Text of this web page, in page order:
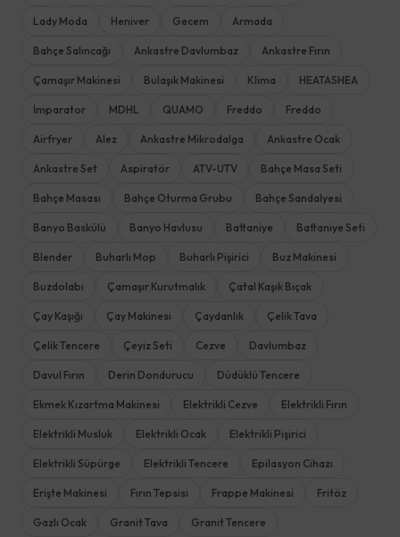
Lady Moda Heniver Gecem Armada
Bahçe Salıncağı Ankastre Davlumbaz Ankastre Fırın
Çamaşır Makinesi Bulaşık Makinesi Klima HEATASHEA
İmparator MDHL QUAMO Freddo Freddo
Airfryer Alez Ankastre Mikrodalga Ankastre Ocak
Ankastre Set Aspiratör ATV-UTV Bahçe Masa Seti
Bahçe Masası Bahçe Oturma Grubu Bahçe Sandalyesi
Banyo Baskülü Banyo Havlusu Battaniye Battaniye Seti
Blender Buharlı Mop Buharlı Pişirici Buz Makinesi
Buzdolabı Çamaşır Kurutmalık Çatal Kaşık Bıçak
Çay Kaşığı Çay Makinesi Çaydanlık Çelik Tava
Çelik Tencere Çeyiz Seti Cezve Davlumbaz
Davul Fırın Derin Dondurucu Düdüklü Tencere
Ekmek Kızartma Makinesi Elektrikli Cezve Elektrikli Fırın
Elektrikli Musluk Elektrikli Ocak Elektrikli Pişirici
Elektrikli Süpürge Elektrikli Tencere Epilasyon Cihazı
Erişte Makinesi Fırın Tepsisi Frappe Makinesi Fritöz
Gazlı Ocak Granit Tava Granit Tencere